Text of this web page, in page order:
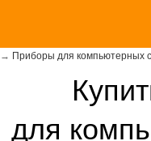
→ Приборы для компьютерных
для